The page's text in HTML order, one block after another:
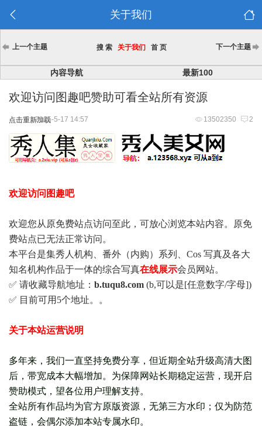
关于我们
上一个主题 搜 索 关于我们 首 页 下一个主题
内容导航 最新100
欢迎访问图趣吧赞助可看全站所有资源
点击重新加载 13502350 2
2025-5-17 14:57
欢迎访问图趣吧
欢迎您从原免费站点访问至此，可放心浏览本站内容。原免
费站点已无法正常访问。
本平台是集秀人机构、番外（内购）系列、Cos 写真及各大
知名机构作品于一体的综合写真在线展示会员网站。
✅ 请收藏导航地址： b.tuqu8.com (b,可以是[任意数字/字母])
✅ 目前可用5个地址。。
关于本站运营说明
多年来，我们一直坚持免费分享，但近期全站升级高清大图
后，带宽成本大幅增加。为保障网站长期稳定运营，现开启
赞助模式，望各位用户理解支持。
全站所有作品均为官方原版资源，无第三方水印；仅为防范
盗链，会偶尔添加本站专属水印。